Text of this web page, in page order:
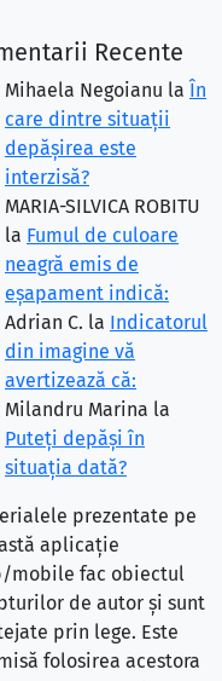
Recente
Mihaela Negoianu la În
care dintre situaţii
depăşirea este
interzisă?
MARIA-SILVICA ROBITU
la Fumul de culoare
neagră emis de
eşapament indică:
Adrian C. la Indicatorul
din imagine vă
avertizează că:
Milandru Marina la
Puteţi depăşi în
situaţia dată?
prezentate pe
aplicație
mobile fac obiectul
de autor și sunt
prin lege. Este
folosirea acestora